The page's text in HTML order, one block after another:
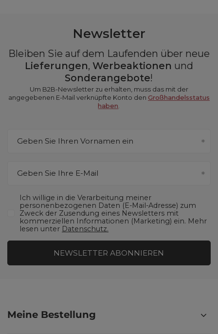
Newsletter
Bleiben Sie auf dem Laufenden über neue
Lieferungen, Werbeaktionen und
Sonderangebote!
Um B2B-Newsletter zu erhalten, muss das mit der
angegebenen E-Mail verknüpfte Konto den Großhandelsstatus
haben.
Geben Sie Ihren Vornamen ein
Geben Sie Ihre E-Mail
Ich willige in die Verarbeitung meiner
personenbezogenen Daten (E-Mail-Adresse) zum
Zweck der Zusendung eines Newsletters mit
kommerziellen Informationen (Marketing) ein. Mehr
lesen unter Datenschutz.
NEWSLETTER ABONNIEREN
Meine Bestellung